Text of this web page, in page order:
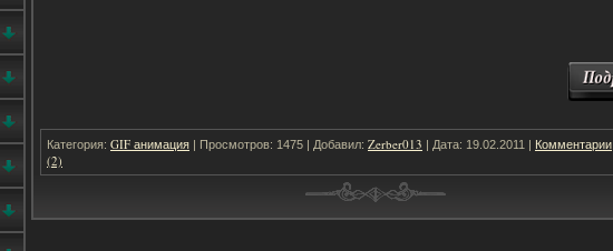
Категория: GIF анимация | Просмотров: 1475 | Добавил: Zerber013 | Дата: 19.02.2011 | Комментарии
(2)